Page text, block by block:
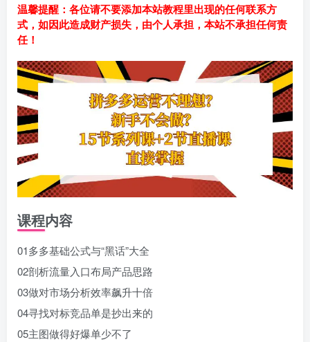
温馨提醒：各位请不要添加本站教程里出现的任何联系方
式，如因此造成财产损失，由个人承担，本站不承担任何责
任！
课程内容
01多多基础公式与“黑话”大全
02剖析流量入口布局产品思路
03做对市场分析效率飙升十倍
04寻找对标竞品单是抄出来的
05主图做得好爆单少不了